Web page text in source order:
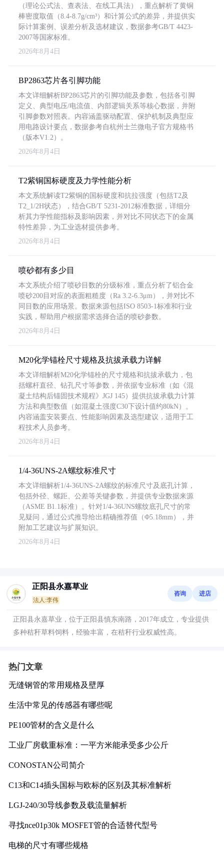
（理论公式法、查表法、在线工具法），重点解析了黄铜
棒密度取值（8.4-8.7g/cm³）和计算公式的差异，并提供实
际计算案例、误差分析及选材建议，数据参考GB/T 4423-
2007等国家标准。
2026年8月4日
BP2863芯片各引脚功能
本文详细解析BP2863芯片的引脚功能及参数，包括各引脚
定义、典型电压/电流值、内部逻辑关系等核心数据，并附
引脚参数对照表。内容涵盖驱动配置、保护机制及典型应
用电路设计要点，数据参考自杭州士兰微电子官方规格书
（版本V1.2）。
2026年8月4日
T2紫铜国标硬度及力学性能分析
本文系统解读T2紫铜的国标硬度和抗拉强度（包括T2及
T2_1/2H状态），结合GB/T 5231-2012标准数据，详细分
析其力学性能指标及影响因素，并对比不同状态下的金属
特性差异，为工业选材提供参考。
2026年8月4日
喷砂都有多少目
本文系统介绍了喷砂目数的分级标准，重点分析了铝合金
喷砂200目对应的表面粗糙度（Ra 3.2-6.3μm），并对比不
同目数的应用场景。数据来源包括ISO 8503-1标准和行业
实践，帮助用户根据需求选择合适的喷砂参数。
2026年8月4日
M20化学锚栓尺寸规格及抗拔承载力详解
本文详细解析M20化学锚栓的尺寸规格和抗拔承载力，包
括螺杆直径、钻孔尺寸等参数，并依据专业标准（如《混
凝土结构后锚固技术规程》JGJ 145）提供抗拔承载力计算
方法和典型数值（如混凝土强度C30下设计值约80kN）。
内容涵盖安装要点、性能影响因素及选型建议，适用于工
程技术人员参考。
2026年8月4日
1/4-36UNS-2A螺纹标准尺寸
本文详细解析1/4-36UNS-2A螺纹的标准尺寸及底孔计算，
包括外径、螺距、公差等关键参数，并提供专业数据来源
（ASME B1.1标准）。针对1/4-36UNS螺纹底孔尺寸的常
见疑问，通过公式推导给出精确推荐值（Φ5.18mm），并
附加工艺建议与扩展知识。
2026年8月4日
正阳县永嘉草业
法人:李伟
咨询 进店
正阳县永嘉草业，位于正阳县慎东南路，2017年成立，专业提供
多种秸秆草料饲料，经验丰富，在秸秆行业权威性高。
热门文章
无缝钢管的常用规格及壁厚
生活中常见的传感器有哪些呢
PE100管材的含义是什么
工业厂房载重标准：一平方米能承受多少公斤
CONOSTAN公司简介
C13和C14插头国标与欧标的区别及其标准解析
LGJ-240/30导线参数及载流量解析
寻找nce01p30k MOSFET管的合适替代型号
电梯的尺寸有哪些规格